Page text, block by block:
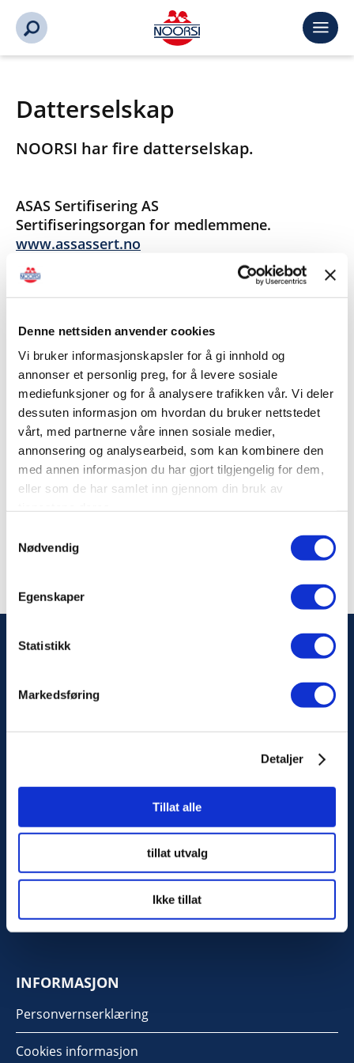
Denne nettsiden anvender cookies
Vi bruker informasjonskapsler for å gi innhold og
annonser et personlig preg, for å levere sosiale
mediefunksjoner og for å analysere trafikken vår. Vi deler
dessuten informasjon om hvordan du bruker nettstedet
vårt, med partnerne våre innen sosiale medier,
annonsering og analysearbeid, som kan kombinere den
med annen informasjon du har gjort tilgjengelig for dem,
eller som de har samlet inn gjennom din bruk av
Nødvendig
Egenskaper
Statistikk
Markedsføring
Detaljer
Tillat alle
tillat utvalg
Ikke tillat
Datterselskap
NOORSI har fire datterselskap.
ASAS Sertifisering AS
Sertifiseringsorgan for medlemmene.
www.assassert.no
Lifting Safety International AS
Forlag for medlemmene - fagbøker Kran &
www.lsi-bok.no
Norsk Organisasjonsservice AS
Kurs - Konferanser - Trykkeri -
Medlemssystemer/IT - for medlemmene
www.noorservice.no
Nasjonalt Kompetanseregister AS
Kompetansebevis for medlemmene.
www.bevisregisteret.no
Kilengaten 15b, 3117 Tønsberg
Tlf: 33 30 99 40
INFORMASJON
Personvernserklæring
Cookies informasjon